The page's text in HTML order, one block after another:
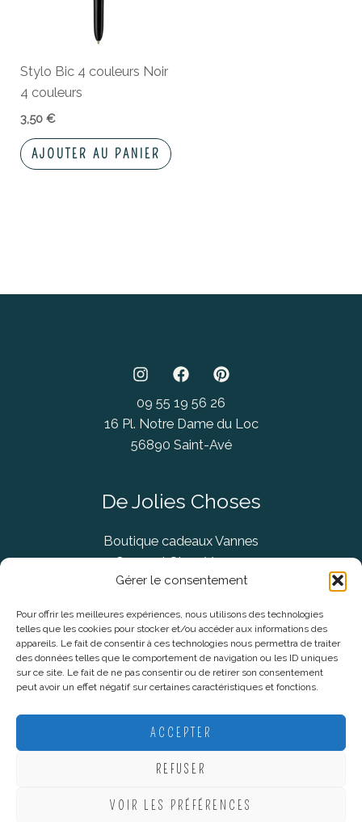
Gérer le consentement
Pour offrir les meilleures expériences, nous utilisons des technologies
telles que les cookies pour stocker et/ou accéder aux informations des
appareils. Le fait de consentir à ces technologies nous permettra de traiter
des données telles que le comportement de navigation ou les ID uniques
sur ce site. Le fait de ne pas consentir ou de retirer son consentement
peut avoir un effet négatif sur certaines caractéristiques et fonctions.
ACCEPTER
REFUSER
VOIR LES PRÉFÉRENCES
Stylo Bic 4 couleurs Noir
4 couleurs
3,50€
AJOUTER AU PANIER
09 55 19 56 26
16 Pl. Notre Dame du Loc
56890 Saint-Avé
De Jolies Choses
Boutique cadeaux Vannes
Concept Store Vannes
Informations légales
CGV
Politique De Confidentialité
Plan du site